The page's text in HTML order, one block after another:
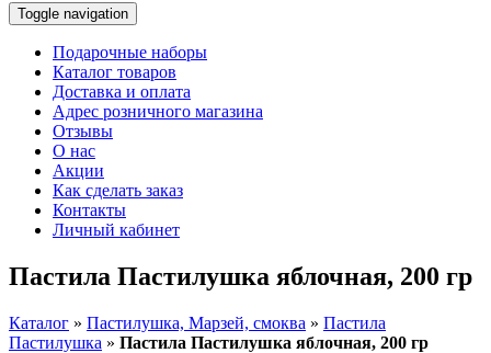
Toggle navigation
Подарочные наборы
Каталог товаров
Доставка и оплата
Адрес розничного магазина
Отзывы
О нас
Акции
Как сделать заказ
Контакты
Личный кабинет
Пастила Пастилушка яблочная, 200 гр
Каталог » Пастилушка, Марзей, смоква » Пастила
Пастилушка » Пастила Пастилушка яблочная, 200 гр